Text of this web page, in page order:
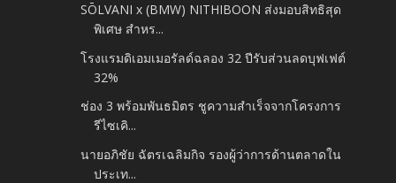
SŌLVANI x (BMW) NITHIBOON ส่งมอบสิทธิสุด
พิเศษ สำหร...
โรงแรมดิเอมเมอรัลด์ฉลอง 32 ปีรับส่วนลดบุฟเฟต์
32%
ช่อง 3 พร้อมพันธมิตร ชูความสำเร็จจากโครงการ
รีไซเคิ...
นายอภิชัย ฉัตรเฉลิมกิจ รองผู้ว่าการด้านตลาดใน
ประเท...